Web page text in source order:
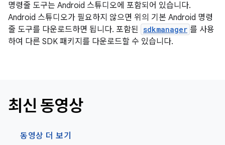
명령줄 도구는 Android 스튜디오에 포함되어 있습니다.
Android 스튜디오가 필요하지 않으면 위의 기본 Android 명령
줄 도구를 다운로드하면 됩니다. 포함된 sdkmanager 를 사용
하여 다른 SDK 패키지를 다운로드할 수 있습니다.
최신 동영상
동영상 더 보기